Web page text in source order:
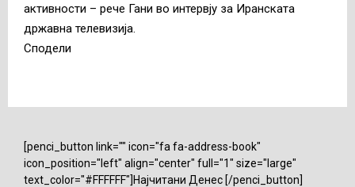
активности – рече Гани во интервју за Иранската
државна телевизија.
Сподели
[penci_button link="" icon="fa fa-address-book"
icon_position="left" align="center" full="1" size="large"
text_color="#FFFFFF"]Најчитани Денес [/penci_button]